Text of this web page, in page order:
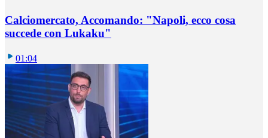
Calciomercato, Accomando: "Napoli, ecco cosa
succede con Lukaku"
01:04